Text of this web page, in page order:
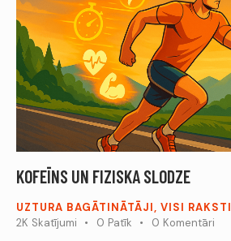
KOFEĪNS UN FIZISKA SLODZE
UZTURA BAGĀTINĀTĀJI, VISI RAKSTI
2K Skatījumi 0 Patīk 0 Komentāri